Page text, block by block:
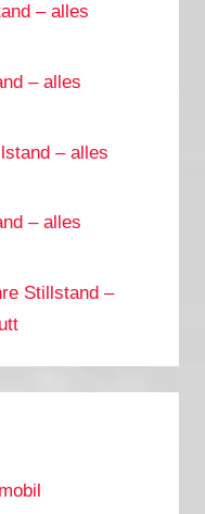
– alles
– alles
– alles
– alles
Stillstand –